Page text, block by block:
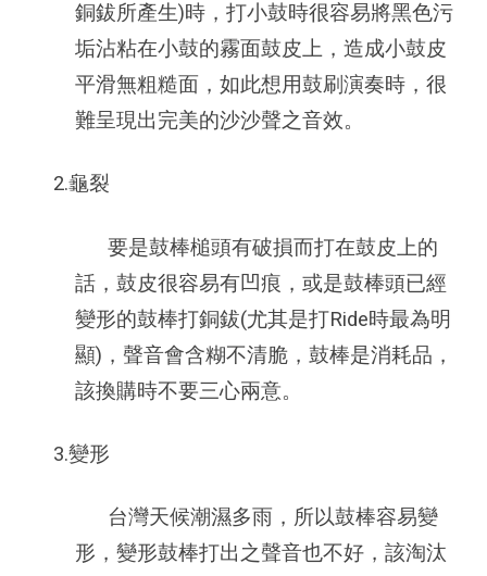
銅鈸所產生)時，打小鼓時很容易將黑色污
垢沾粘在小鼓的霧面鼓皮上，造成小鼓皮
平滑無粗糙面，如此想用鼓刷演奏時，很
難呈現出完美的沙沙聲之音效。
2.龜裂
要是鼓棒槌頭有破損而打在鼓皮上的
話，鼓皮很容易有凹痕，或是鼓棒頭已經
變形的鼓棒打銅鈸(尤其是打Ride時最為明
顯)，聲音會含糊不清脆，鼓棒是消耗品，
該換購時不要三心兩意。
3.變形
台灣天候潮濕多雨，所以鼓棒容易變
形，變形鼓棒打出之聲音也不好，該淘汰